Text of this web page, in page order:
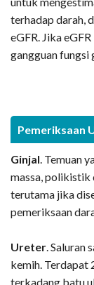
terhadap darah,
eGFR. Jika
gangguan fungsi
Pemeriksaan
Ginjal. Temuan
massa, polikistik
terutama jika
pemeriksaan
Ureter. Saluran
kemih. Terdapat
terkadang batu